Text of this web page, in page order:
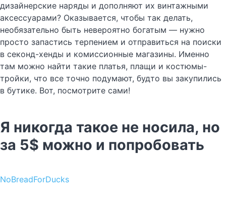
дизайнерские наряды и дополняют их винтажными
аксессуарами? Оказывается, чтобы так делать,
необязательно быть невероятно богатым — нужно
просто запастись терпением и отправиться на поиски
в секонд-хенды и комиссионные магазины. Именно
там можно найти такие платья, плащи и костюмы-
тройки, что все точно подумают, будто вы закупились
в бутике. Вот, посмотрите сами!
Я никогда такое не носила, но
за 5$ можно и попробовать
NoBreadForDucks